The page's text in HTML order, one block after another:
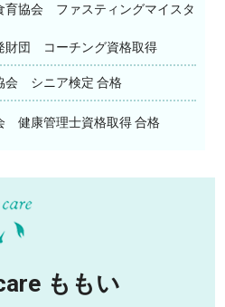
育協会 ファスティングマイスタ
財団 コーチング資格取得
会 シニア検定 合格
健康管理士資格取得 合格
ももい